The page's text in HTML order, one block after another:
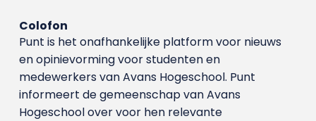
Colofon
Punt is het onafhankelijke platform voor nieuws
en opinievorming voor studenten en
medewerkers van Avans Hoge­school. Punt
informeert de gemeenschap van Avans
Hogeschool over voor hen relevante